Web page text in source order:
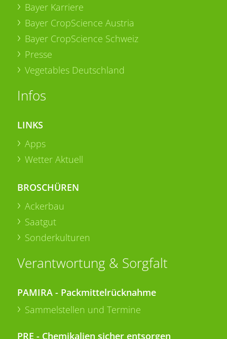
Bayer Karriere
Bayer CropScience Austria
Bayer CropScience Schweiz
Presse
Vegetables Deutschland
Infos
LINKS
Apps
Wetter Aktuell
BROSCHÜREN
Ackerbau
Saatgut
Sonderkulturen
Verantwortung & Sorgfalt
PAMIRA - Packmittelrücknahme
Sammelstellen und Termine
PRE - Chemikalien sicher entsorgen